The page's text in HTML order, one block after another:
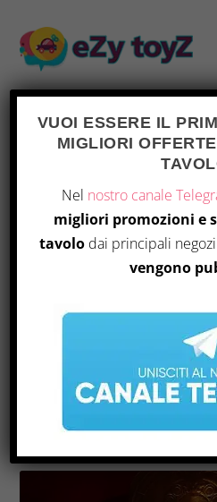
TAG:GAME PASS
REMNANT 2 E
ASHES SBARCANO
VUOI ESSERE IL
MIGLIORI
Nel nostro canale
migliori promozioni e
tavolo dai principali
vengono